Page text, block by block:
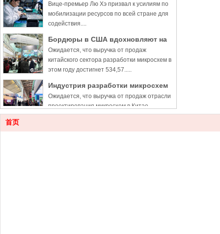
увеличить поддержку чипов
Вице-премьер Лю Хэ призвал к усилиям по
мобилизации ресурсов по всей стране для
содействия....
Бордюры в США вдохновляют на
новое мышление и видение
Ожидается, что выручка от продаж
китайского сектора разработки микросхем в
этом году достигнет 534,57.....
Индустрия разработки микросхем
в Китае вырастет на 16,5% в 2022
году, несмотря на запреты США
Ожидается, что выручка от продаж отрасли
проектирования микросхем в Китае
достигнет 534,57 млрд юаней .....
Кластеры цифровой индустрии
首页